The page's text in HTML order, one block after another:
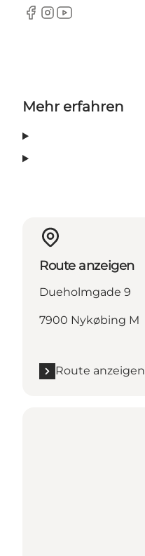
Facebook
Instagram
YouTube
Mehr erfahren
Route anzeigen
Dueholmgade 9
7900 Nykøbing M
Route anzeigen